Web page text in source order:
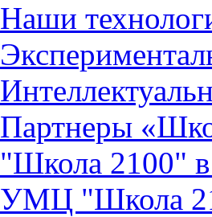
Наши
Партнеры
"Школа 2100" в
УМЦ "Школа